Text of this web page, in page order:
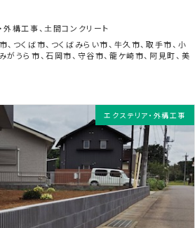
外構工事、 土間コンクリート
、 つくば市、 つくばみらい市、 牛久市、取手市、 小
がうら市、石岡市、 守谷市、龍ケ崎市、 阿見町、 美
エクステリア・外構工事